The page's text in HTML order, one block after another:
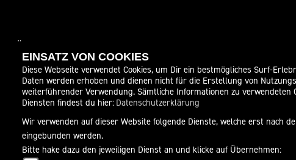
ÖFFNUNGSZEITEN
Sommer
Montag:
09:00 - 12:00 und 13:00 - 18:00
Mittwoch:
09:00 - 12:00 und 13:00 - 18:00
Donnerstag:
09:00 - 12:00 und 13:00 - 18:00
Freitag:
09:00 - 12:00 und 13:00 - 18:00
EINSATZ VON COOKIES
Diese Webseite verwendet Cookies, um Dir ein bestmögliches Surf-
Daten werden erhoben und dienen nicht für die Erstellung von
weiterführender Verwendung. Sämtliche Informationen zu verwendeten
Diensten findest du hier: Datenschutzerklärung
Wir verwenden auf dieser Website folgende Dienste, welche erst nach
eingebunden werden.
Bitte hake dazu den jeweiligen Dienst an und klicke auf Übernehmen: